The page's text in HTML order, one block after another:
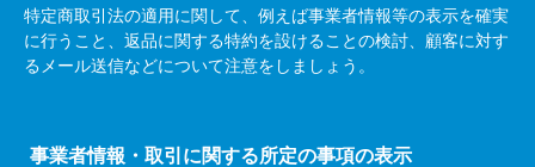
特定商取引法の適用に関して、例えば事業者情報等の表示を確実
に行うこと、返品に関する特約を設けることの検討、顧客に対す
るメール送信などについて注意をしましょう。
事業者情報・取引に関する所定の事項の表示